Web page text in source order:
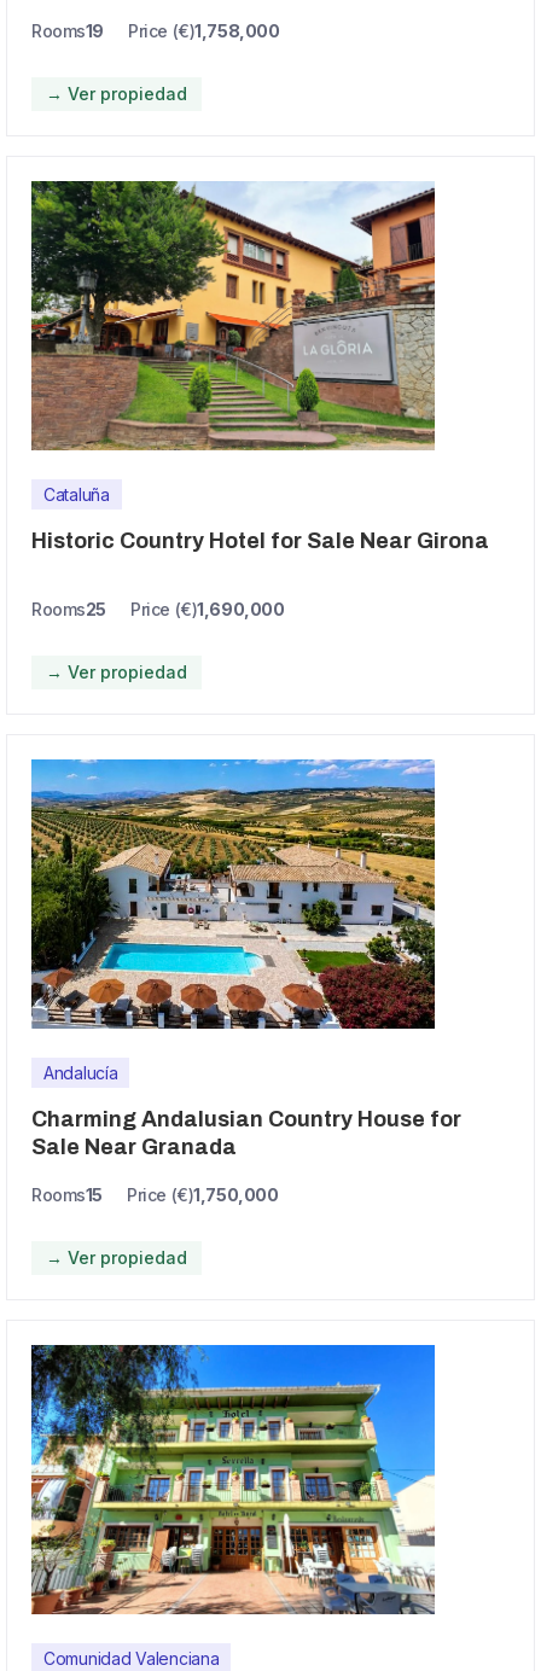
Rooms19 Price (€)1,758,000
→ Ver propiedad
Cataluña
Historic Country Hotel for Sale Near Girona
Rooms25 Price (€)1,690,000
→ Ver propiedad
Andalucía
Charming Andalusian Country House for
Sale Near Granada
Rooms15 Price (€)1,750,000
→ Ver propiedad
Comunidad Valenciana